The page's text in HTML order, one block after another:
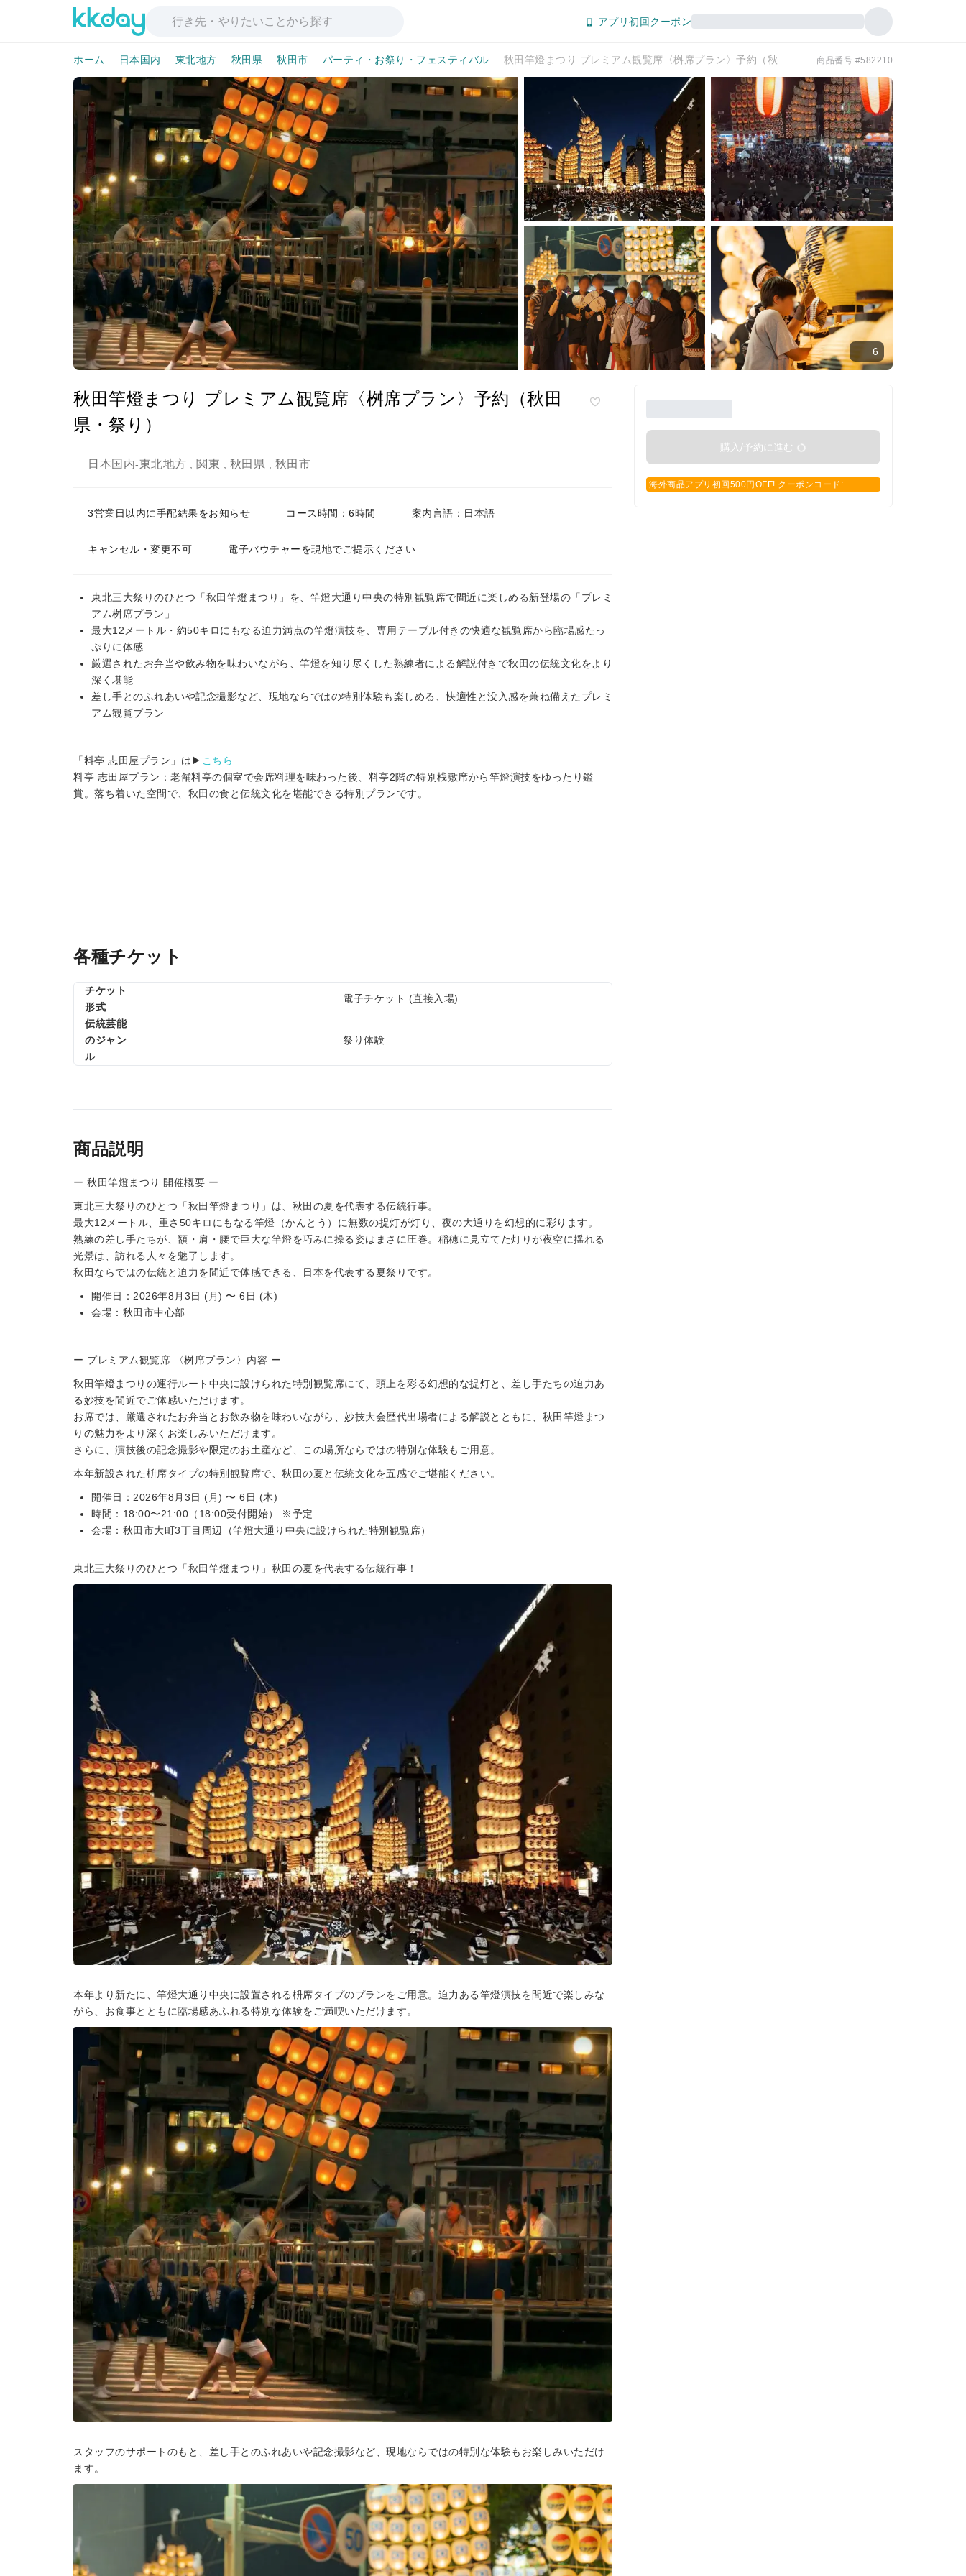
アプリ初回クーポン
ホーム 日本国内 東北地方 秋田県 秋田市 パーティ・お祭り・フェスティバル 商品番号 #582210
6
秋田竿燈まつり プレミアム観覧席〈桝席プラン〉予約（秋田
県・祭り）
日本国内-東北地方 関東 秋田県 秋田市
3営業日以内に手配結果をお知らせ コース時間：6時間 案内言語：日本語
キャンセル・変更不可 電子バウチャーを現地でご提示ください
東北三大祭りのひとつ「秋田竿燈まつり」を、竿燈大通り中央の特別観覧席で間近に楽しめる新登場の「プレミ
アム桝席プラン」
最大12メートル・約50キロにもなる迫力満点の竿燈演技を、専用テーブル付きの快適な観覧席から臨場感たっ
ぷりに体感
厳選されたお弁当や飲み物を味わいながら、竿燈を知り尽くした熟練者による解説付きで秋田の伝統文化をより
深く堪能
差し手とのふれあいや記念撮影など、現地ならではの特別体験も楽しめる、快適性と没入感を兼ね備えたプレミ
アム観覧プラン
「料亭 志田屋プラン」は▶︎ こちら
料亭 志田屋プラン：老舗料亭の個室で会席料理を味わった後、料亭2階の特別桟敷席から竿燈演技をゆったり鑑
賞。落ち着いた空間で、秋田の食と伝統文化を堪能できる特別プランです。
購入/予約に進む
海外商品アプリ初回500円OFF! クーポンコード:
各種チケット
チケット
形式
電子チケット (直接入場)
伝統芸能
のジャン
ル
祭り体験
商品説明
ー 秋田竿燈まつり 開催概要 ー
東北三大祭りのひとつ「秋田竿燈まつり」は、秋田の夏を代表する伝統行事。
最大12メートル、重さ50キロにもなる竿燈（かんとう）に無数の提灯が灯り、夜の大通りを幻想的に彩ります。
熟練の差し手たちが、額・肩・腰で巨大な竿燈を巧みに操る姿はまさに圧巻。稲穂に見立てた灯りが夜空に揺れる
光景は、訪れる人々を魅了します。
秋田ならではの伝統と迫力を間近で体感できる、日本を代表する夏祭りです。
開催日：2026年8月3日 (月) 〜 6日 (木)
会場：秋田市中心部
ー プレミアム観覧席 〈桝席プラン〉内容 ー
秋田竿燈まつりの運行ルート中央に設けられた特別観覧席にて、頭上を彩る幻想的な提灯と、差し手たちの迫力あ
る妙技を間近でご体感いただけます。
お席では、厳選されたお弁当とお飲み物を味わいながら、妙技大会歴代出場者による解説とともに、秋田竿燈まつ
りの魅力をより深くお楽しみいただけます。
さらに、演技後の記念撮影や限定のお土産など、この場所ならではの特別な体験もご用意。
本年新設された枡席タイプの特別観覧席で、秋田の夏と伝統文化を五感でご堪能ください。
開催日：2026年8月3日 (月) 〜 6日 (木)
時間：18:00〜21:00（18:00受付開始） ※予定
会場：秋田市大町3丁目周辺（竿燈大通り中央に設けられた特別観覧席）
東北三大祭りのひとつ「秋田竿燈まつり」秋田の夏を代表する伝統行事！
本年より新たに、竿燈大通り中央に設置される枡席タイプのプランをご用意。迫力ある竿燈演技を間近で楽しみな
がら、お食事とともに臨場感あふれる特別な体験をご満喫いただけます。
スタッフのサポートのもと、差し手とのふれあいや記念撮影など、現地ならではの特別な体験もお楽しみいただけ
ます。